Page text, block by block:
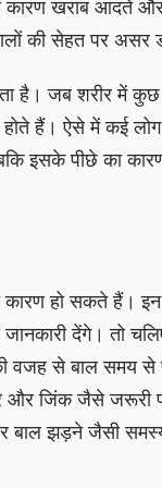
कारण खराब आदतें
की सेहत पर असर
है। जब शरीर में
होते हैं। ऐसे में कई
इसके पीछे का
हो सकते हैं।
देंगे। तो
की वजह से बाल समय
और जिंक जैसे जरूरी
बाल झड़ने जैसी